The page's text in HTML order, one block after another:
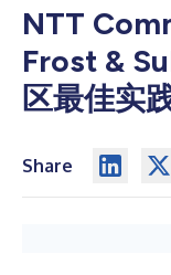
NTT
Frost &
区最佳实
Share